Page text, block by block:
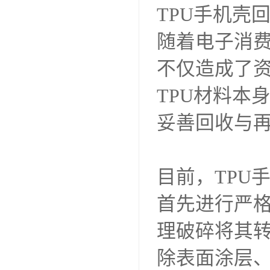
TPU手机壳
随着电子消
不仅造成了
TPU材料本
妥善回收与
目前，TPU
首先进行严
理破碎将其
除表面涂层